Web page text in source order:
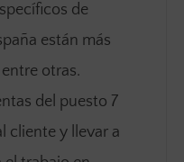
de
están más
otras.
del puesto 7
cliente y llevar a